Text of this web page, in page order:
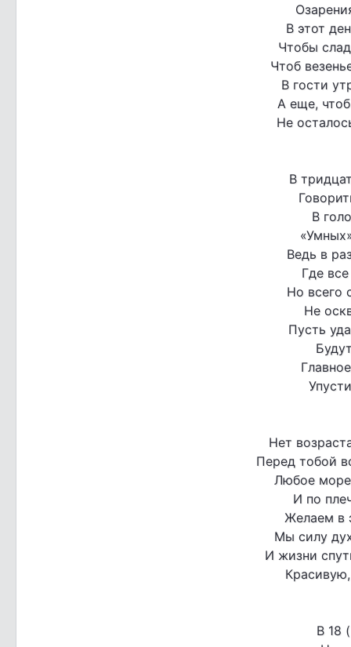
В этот
Чтобы
Чтоб
В гости
А еще,
Не
В
В
Ведь в
Где
Но всего
Не
Пусть
Нет
Перед тобой
Любое
И по
Желаем в
Мы силу
И жизни
В 18